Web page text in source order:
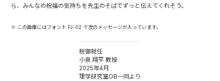
ら、みんなの祝福の気持ちを先生のそばでずっと伝えてくれそう。
※ この画像にはフォント FJ-02 で次のメッセージが入っています。
祝御就任
小泉 翔平 教授
2025年4月
理学研究室OB一同より